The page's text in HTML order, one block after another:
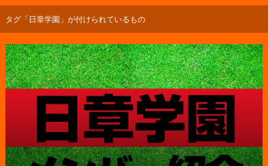
タグ「日章学園」が付けられているもの